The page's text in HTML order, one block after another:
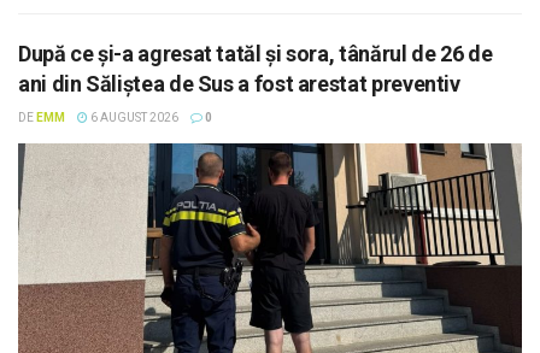
După ce și-a agresat tatăl și sora, tânărul de 26 de
ani din Săliștea de Sus a fost arestat preventiv
DE EMM 6 AUGUST 2026 0